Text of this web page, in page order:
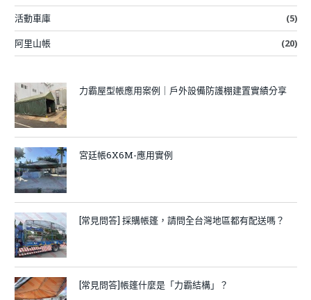
活動車庫
(5)
阿里山帳
(20)
力霸屋型帳應用案例｜戶外設備防護棚建置實績分享
宮廷帳6X6M-應用實例
[常見問答] 採購帳篷，請問全台灣地區都有配送嗎？
[常見問答]帳篷什麼是「力霸結構」？